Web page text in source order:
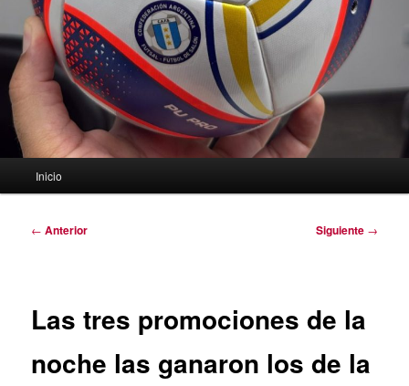
Inicio
Navegación
← Anterior Siguiente →
Las tres promociones de la
noche las ganaron los de la